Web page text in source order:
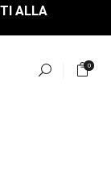
ALLA
0